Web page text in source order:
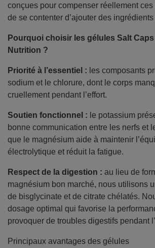
conçues pour compenser réellement ces
de se contenter d’ajouter des
Pourquoi choisir les gélules Salt
Nutrition ?
Priorité à l’essentiel : les composants
sodium et le chlorure, dont le corps
cruellement pendant l’effort.
Soutien fonctionnel : le potassium
bonne communication entre les nerfs et
que le magnésium aide à maintenir
électrolytique et réduit la fatigue.
Respect de la digestion : au lieu de
magnésium bon marché, nous utilisons
de bisglycinate et de citrate chélatés.
dosage optimal qui favorise la
provoquer de troubles digestifs pendant
Principaux avantages des gélules